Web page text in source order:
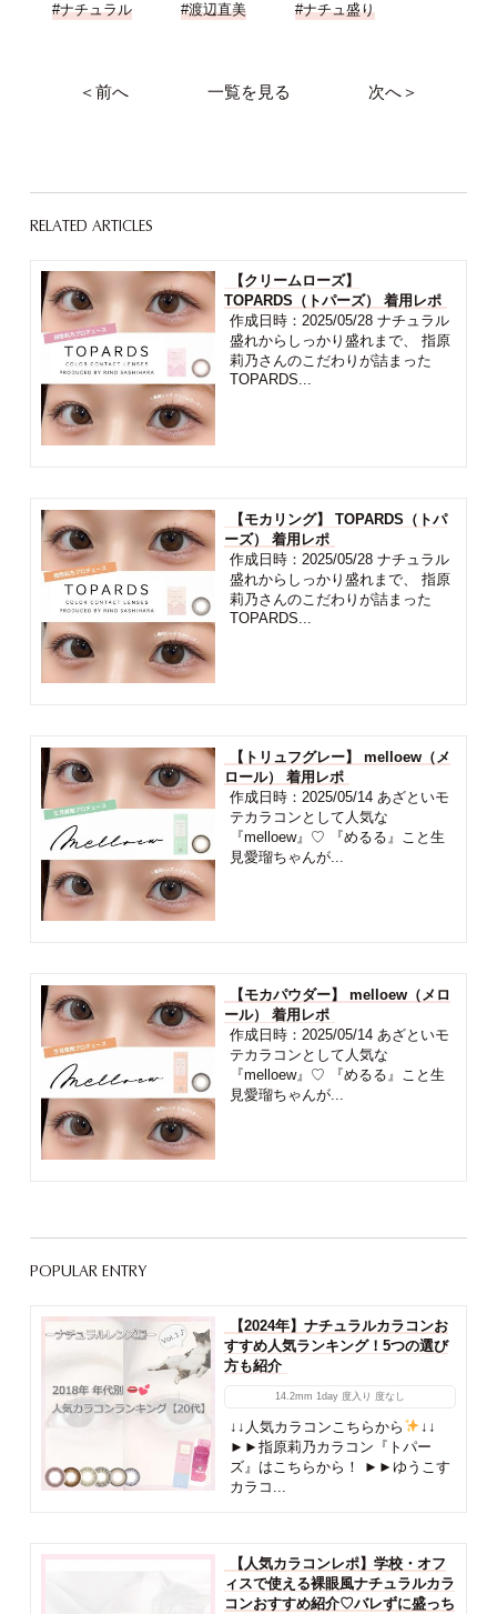
#ナチュラル
#渡辺直美 #ナチュ盛り
＜前へ 一覧を見る 次へ＞
RELATED ARTICLES
【クリームローズ】
TOPARDS（トパーズ） 着用レポ
作成日時：2025/05/28 ナチュラル
盛れからしっかり盛れまで、 指原
莉乃さんのこだわりが詰まった
TOPARDS...
【モカリング】 TOPARDS（トパ
ーズ） 着用レポ
作成日時：2025/05/28 ナチュラル
盛れからしっかり盛れまで、 指原
莉乃さんのこだわりが詰まった
TOPARDS...
【トリュフグレー】 melloew（メ
ロール） 着用レポ
作成日時：2025/05/14 あざといモ
テカラコンとして人気な
『melloew』♡ 『めるる』こと生
見愛瑠ちゃんが...
【モカパウダー】 melloew（メロ
ール） 着用レポ
作成日時：2025/05/14 あざといモ
テカラコンとして人気な
『melloew』♡ 『めるる』こと生
見愛瑠ちゃんが...
POPULAR ENTRY
【2024年】ナチュラルカラコンお
すすめ人気ランキング！5つの選び
方も紹介
14.2mm 1day 度入り 度なし
↓↓人気カラコンこちらから
↓↓
►►指原莉乃カラコン『トパー
ズ』はこちらから！ ►►ゆうこす
カラコ...
【人気カラコンレポ】学校・オフ
ィスで使える裸眼風ナチュラルカラ
コンおすすめ紹介♡バレずに盛っち